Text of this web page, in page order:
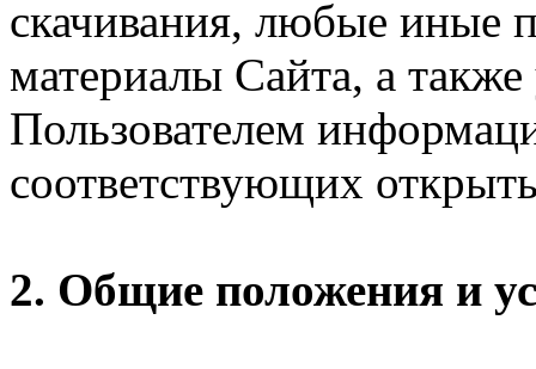
скачивания, любые иные
материалы Сайта, а
Пользователем
соответствующих
2. Общие положения и